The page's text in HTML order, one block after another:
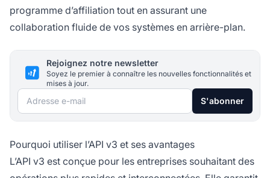
programme d’affiliation tout en assurant une
collaboration fluide de vos systèmes en arrière-plan.
Rejoignez notre newsletter
Soyez le premier à connaître les nouvelles fonctionnalités et
mises à jour.
Adresse e-mail S'abonner
Pourquoi utiliser l’API v3 et ses avantages
L’API v3 est conçue pour les entreprises souhaitant des